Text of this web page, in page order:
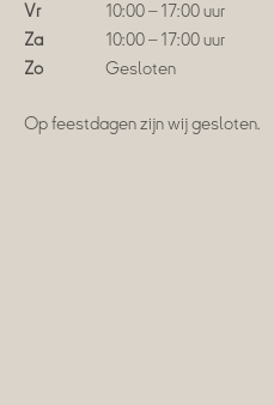
Vr
10:00 – 17:00 uur
Za
10:00 – 17:00 uur
Zo
Gesloten
Op feestdagen zijn wij gesloten.